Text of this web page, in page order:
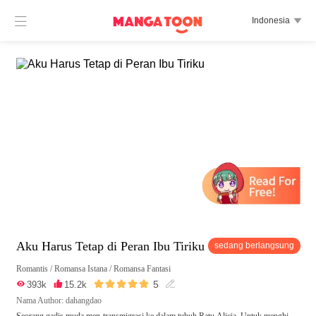
 Indonesia 
Aku Harus Tetap di Peran Ibu Tiriku sedang berlangsung
Romantis /Romansa Istana /Romansa Fantasi
 393k  15.2k  5 
Nama Author: dahangdao